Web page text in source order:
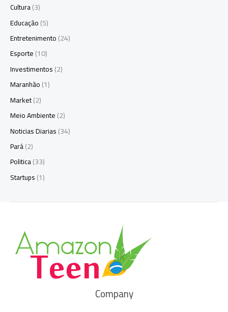
Cultura(3)
Educação(5)
Entretenimento(24)
Esporte(10)
Investimentos(2)
Maranhão(1)
Market(2)
Meio Ambiente(2)
Noticias Diarias(34)
Pará(2)
Politica(33)
Startups(1)
Company